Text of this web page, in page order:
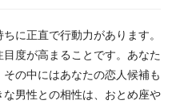
に正直で行動力があります。
度が高まることです。あなた
の中にはあなたの恋人候補も
男性との相性は、おとめ座や